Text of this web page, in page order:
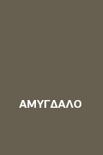
ΑΜΎΓΔΑΛΟ